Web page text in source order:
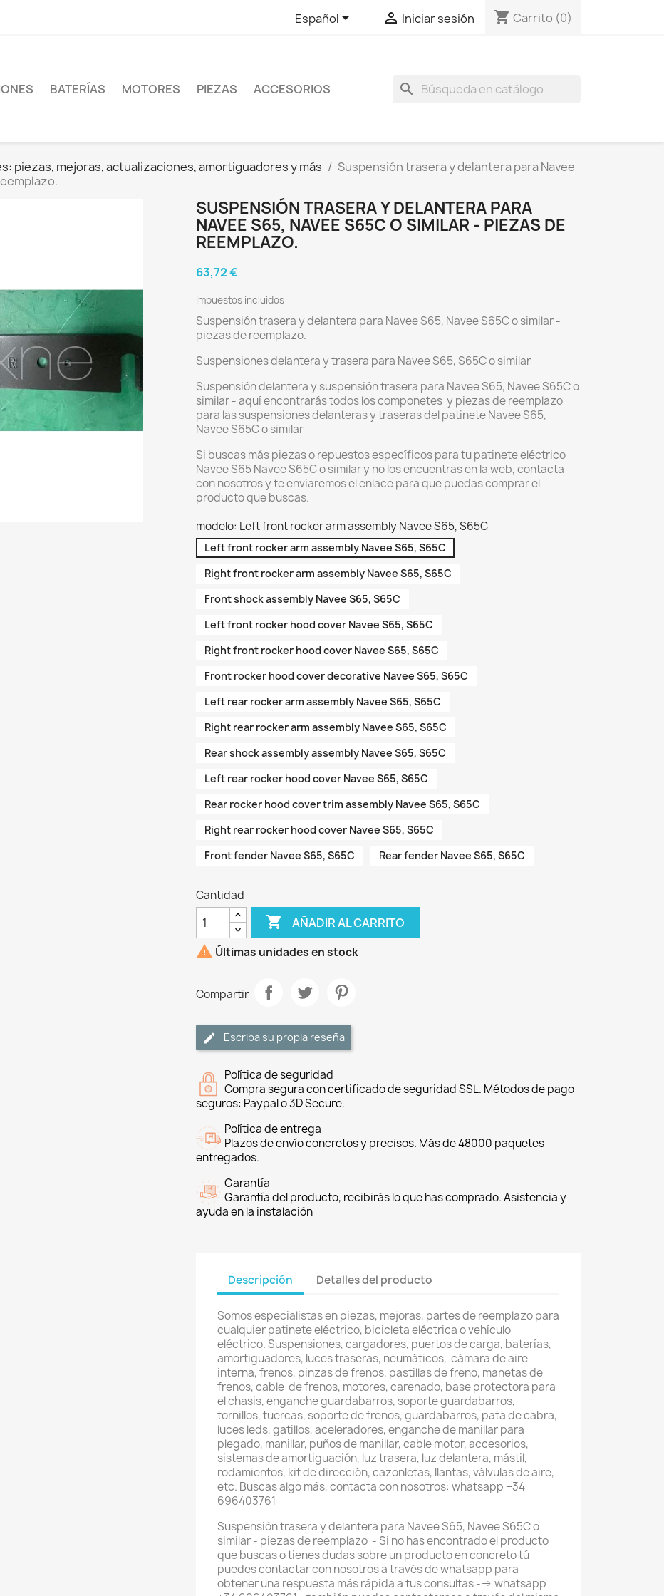
Español  Iniciar sesión shopping_cart Carrito (0)
BATERÍAS MOTORES PIEZAS ACCESORIOS search
piezas, mejoras, actualizaciones, amortiguadores y más
Suspensión trasera y delantera para Navee
SUSPENSIÓN TRASERA Y DELANTERA PARA
NAVEE S65, NAVEE S65C O SIMILAR - PIEZAS DE
REEMPLAZO.
63,72 €
Impuestos incluidos
Suspensión trasera y delantera para Navee S65, Navee S65C o similar -
piezas de reemplazo.
Suspensiones delantera y trasera para Navee S65, S65C o similar
Suspensión delantera y suspensión trasera para Navee S65, Navee S65C o
similar - aquí encontrarás todos los componetes y piezas de reemplazo
para las suspensiones delanteras y traseras del patinete Navee S65,
Navee S65C o similar
Si buscas más piezas o repuestos específicos para tu patinete eléctrico
Navee S65 Navee S65C o similar y no los encuentras en la web, contacta
con nosotros y te enviaremos el enlace para que puedas comprar el
producto que buscas.
modelo: Left front rocker arm assembly Navee S65, S65C
Left front rocker arm assembly Navee S65, S65C
Right front rocker arm assembly Navee S65, S65C
Front shock assembly Navee S65, S65C
Left front rocker hood cover Navee S65, S65C
Right front rocker hood cover Navee S65, S65C
Front rocker hood cover decorative Navee S65, S65C
Left rear rocker arm assembly Navee S65, S65C
Right rear rocker arm assembly Navee S65, S65C
Rear shock assembly assembly Navee S65, S65C
Left rear rocker hood cover Navee S65, S65C
Rear rocker hood cover trim assembly Navee S65, S65C
Right rear rocker hood cover Navee S65, S65C
Front fender Navee S65, S65C
Rear fender Navee S65, S65C
Cantidad
 AÑADIR AL CARRITO
 Últimas unidades en stock
Compartir
Escriba su propia reseña
Política de seguridad
Compra segura con certificado de seguridad SSL. Métodos de pago
seguros: Paypal o 3D Secure.
Política de entrega
Plazos de envío concretos y precisos. Más de 48000 paquetes
entregados.
Garantía
Garantía del producto, recibirás lo que has comprado. Asistencia y
ayuda en la instalación
Descripción Detalles del producto
Somos especialistas en piezas, mejoras, partes de reemplazo para
cualquier patinete eléctrico, bicicleta eléctrica o vehículo
eléctrico. Suspensiones, cargadores, puertos de carga, baterías,
amortiguadores, luces traseras, neumáticos, cámara de aire
interna, frenos, pinzas de frenos, pastillas de freno, manetas de
frenos, cable de frenos, motores, carenado, base protectora para
el chasis, enganche guardabarros, soporte guardabarros,
tornillos, tuercas, soporte de frenos, guardabarros, pata de cabra,
luces leds, gatillos, aceleradores, enganche de manillar para
plegado, manillar, puños de manillar, cable motor, accesorios,
sistemas de amortiguación, luz trasera, luz delantera, mástil,
rodamientos, kit de dirección, cazonletas, llantas, válvulas de aire,
etc. Buscas algo más, contacta con nosotros: whatsapp +34
696403761
Suspensión trasera y delantera para Navee S65, Navee S65C o
similar - piezas de reemplazo - Si no has encontrado el producto
que buscas o tienes dudas sobre un producto en concreto tú
puedes contactar con nosotros a través de whatsapp para
obtener una respuesta más rápida a tus consultas --> whatsapp